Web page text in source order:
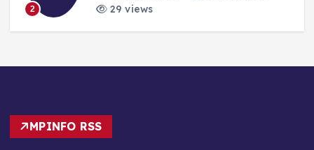
2
29 views
MPINFO RSS